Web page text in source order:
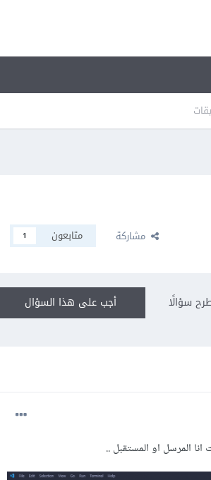
مشاركة متابعون 1
أجب على هذا السؤال سؤالًا
المرسل او المستقبل ..